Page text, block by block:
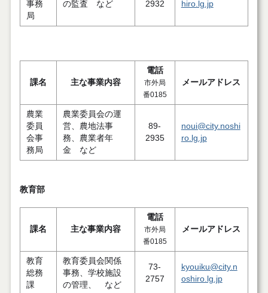
事務
局
の監査 など
2932
hiro.lg.jp
課名 主な事業内容
電話
市外局
番0185
メールアドレス
農業
委員
会事
務局
農業委員会の運
営、農地法事
務、農業者年
金 など
89-
2935
noui@city.noshi
ro.lg.jp
教育部
課名 主な事業内容
電話
市外局
番0185
メールアドレス
教育
総務
課
教育委員会関係
事務、学校施設
の管理、 など
73-
2757
kyouiku@city.n
oshiro.lg.jp